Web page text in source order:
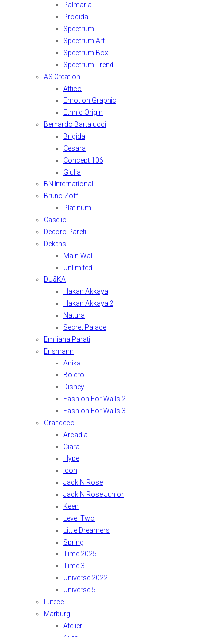
Palmaria
Procida
Spectrum
Spectrum Art
Spectrum Box
Spectrum Trend
AS Creation
Attico
Emotion Graphic
Ethnic Origin
Bernardo Bartalucci
Brigida
Cesara
Concept 106
Giulia
BN International
Bruno Zoff
Platinum
Caselio
Decoro Pareti
Dekens
Main Wall
Unlimited
DU&KA
Hakan Akkaya
Hakan Akkaya 2
Natura
Secret Palace
Emiliana Parati
Erismann
Anika
Bolero
Disney
Fashion For Walls 2
Fashion For Walls 3
Grandeco
Arcadia
Ciara
Hype
Icon
Jack N Rose
Jack N Rose Junior
Keen
Level Two
Little Dreamers
Spring
Time 2025
Time 3
Universe 2022
Universe 5
Lutece
Marburg
Atelier